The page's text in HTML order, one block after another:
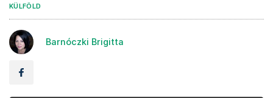
KÜLFÖLD
Barnóczki Brigitta